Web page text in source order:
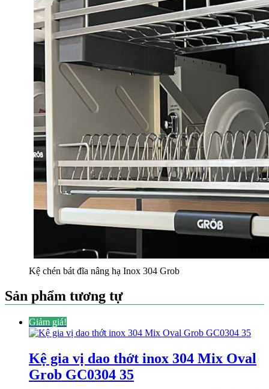
Kệ chén bát đĩa nâng hạ Inox 304 Grob
Sản phẩm tương tự
Giảm giá!
Kệ gia vị dao thớt inox 304 Mix Oval
Grob GC0304 35